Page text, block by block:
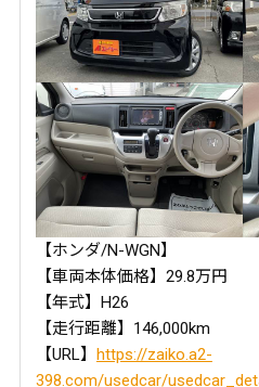
【ホンダ/N-WGN】
【車両本体価格】29.8万円
【年式】H26
【走行距離】146,000km
【URL】 https://zaiko.a2-
398.com/usedcar/